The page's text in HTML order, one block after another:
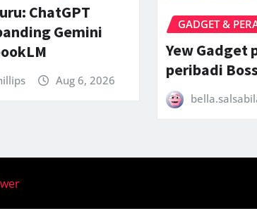
ChatGPT
Gemini
Aug 6, 2026
GADGET &
Yew Gadget
peribadi